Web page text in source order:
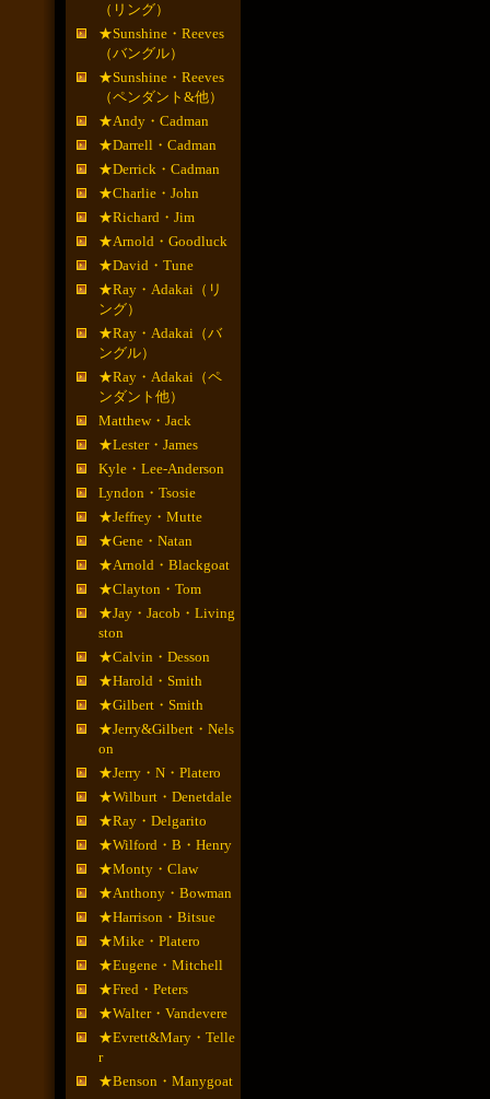
（リング）
★Sunshine・Reeves
（バングル）
★Sunshine・Reeves
（ペンダント&他）
★Andy・Cadman
★Darrell・Cadman
★Derrick・Cadman
★Charlie・John
★Richard・Jim
★Arnold・Goodluck
★David・Tune
★Ray・Adakai（リ
ング）
★Ray・Adakai（バ
ングル）
★Ray・Adakai（ペ
ンダント他）
Matthew・Jack
★Lester・James
Kyle・Lee-Anderson
Lyndon・Tsosie
★Jeffrey・Mutte
★Gene・Natan
★Arnold・Blackgoat
★Clayton・Tom
★Jay・Jacob・Living
ston
★Calvin・Desson
★Harold・Smith
★Gilbert・Smith
★Jerry&Gilbert・Nels
on
★Jerry・N・Platero
★Wilburt・Denetdale
★Ray・Delgarito
★Wilford・B・Henry
★Monty・Claw
★Anthony・Bowman
★Harrison・Bitsue
★Mike・Platero
★Eugene・Mitchell
★Fred・Peters
★Walter・Vandevere
★Evrett&Mary・Telle
r
★Benson・Manygoat